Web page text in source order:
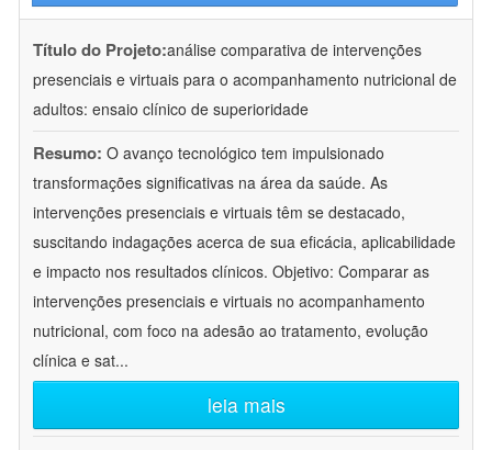
Título do Projeto:análise comparativa de intervenções
presenciais e virtuais para o acompanhamento nutricional de
adultos: ensaio clínico de superioridade
Resumo: O avanço tecnológico tem impulsionado
transformações significativas na área da saúde. As
intervenções presenciais e virtuais têm se destacado,
suscitando indagações acerca de sua eficácia, aplicabilidade
e impacto nos resultados clínicos. Objetivo: Comparar as
intervenções presenciais e virtuais no acompanhamento
nutricional, com foco na adesão ao tratamento, evolução
clínica e sat...
leia mais